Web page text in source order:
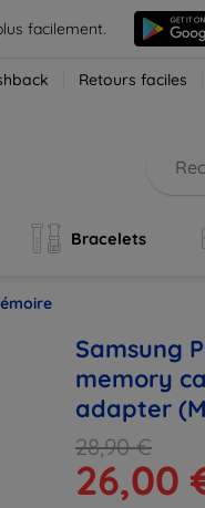
facilement.
Retours faciles
Bracelets
Samsung
memory
adapter
28,90 €
26,00